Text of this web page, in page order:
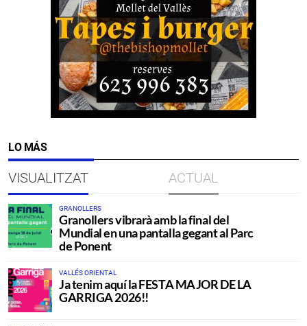
LO MÁS
VISUALITZAT ACTUAL
GRANOLLERS
Granollers vibrarà amb la final del
Mundial en una pantalla gegant al Parc
de Ponent
VALLÉS ORIENTAL
Ja tenim aquí la FESTA MAJOR DE LA
GARRIGA 2026!!